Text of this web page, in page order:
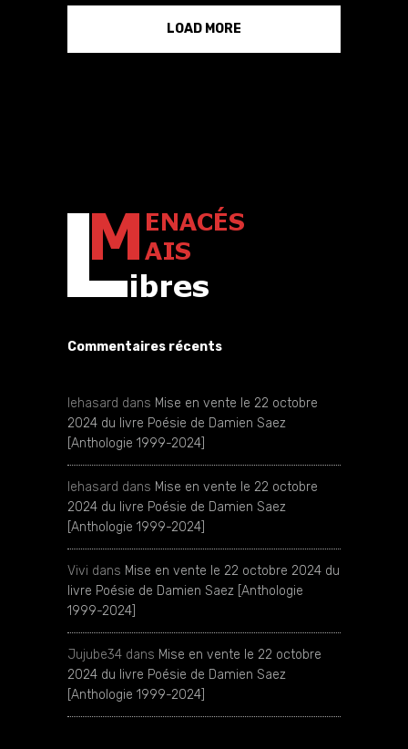
LOAD MORE
Commentaires récents
lehasard dans Mise en vente le 22 octobre
2024 du livre Poésie de Damien Saez
[Anthologie 1999-2024]
lehasard dans Mise en vente le 22 octobre
2024 du livre Poésie de Damien Saez
[Anthologie 1999-2024]
Vivi dans Mise en vente le 22 octobre 2024 du
livre Poésie de Damien Saez [Anthologie
1999-2024]
Jujube34 dans Mise en vente le 22 octobre
2024 du livre Poésie de Damien Saez
[Anthologie 1999-2024]